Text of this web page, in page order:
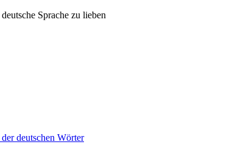
Sprache zu lieben
deutschen Wörter